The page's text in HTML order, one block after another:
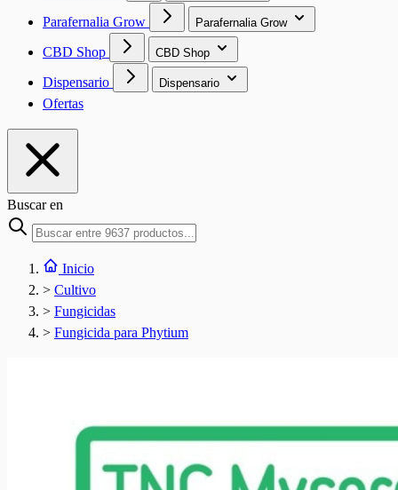
Parafernalia Grow Parafernalia Grow
CBD Shop CBD Shop
Dispensario Dispensario
Ofertas
Buscar en
Inicio
> Cultivo
> Fungicidas
> Fungicida para Phytium